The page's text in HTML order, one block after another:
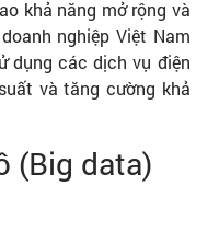
khả năng mở rộng và
nghiệp Việt Nam
dụng các dịch vụ điện
và tăng cường khả
(Big data)